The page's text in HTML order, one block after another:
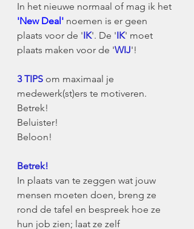
In het nieuwe normaal of mag ik het
'New Deal' noemen is er geen
plaats voor de 'IK'. De 'IK' moet
plaats maken voor de 'WIJ'!
3 TIPS om maximaal je
medewerk(st)ers te motiveren.
Betrek!
Beluister!
Beloon!
Betrek!
In plaats van te zeggen wat jouw
mensen moeten doen, breng ze
rond de tafel en bespreek hoe ze
hun job zien; laat ze zelf